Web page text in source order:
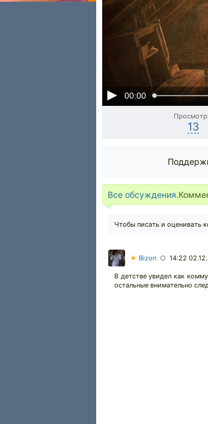
00:00
13
Все обсуждения.
Чтобы писать и оценивать
★ Bizon ○ 14:22
В детстве увидел как
остальные внимательно